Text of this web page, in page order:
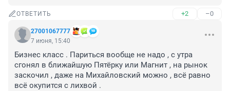
ОТВЕТИТЬ +2 –0
27001067777
7 июня, 15:40
Бизнес класс . Париться вообще не надо , с утра
сгонял в ближайшую Пятёрку или Магнит , на рынок
заскочил , даже на Михайловский можно , всё равно
всё окупится с лихвой .